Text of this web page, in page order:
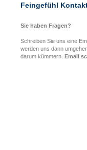
Feingefühl
Sie haben Fragen?
Schreiben Sie uns eine
werden uns dann
darum kümmern. Email